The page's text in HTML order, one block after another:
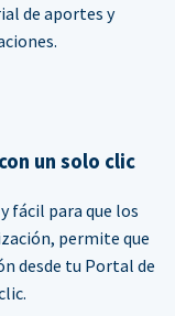
de aportes y
un solo clic
fácil para que los
permite que
desde tu Portal de